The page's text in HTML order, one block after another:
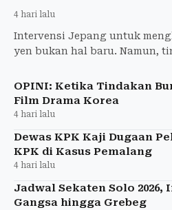
4 hari lalu
Intervensi Jepang untuk
yen bukan hal baru. Namun,
tidak lagi ha
OPINI: Ketika Tindakan
Film Drama Korea
4 hari lalu
Dewas KPK Kaji Dugaan
KPK di Kasus Pemalang
4 hari lalu
Jadwal Sekaten Solo 2026,
Gangsa hingga Grebeg